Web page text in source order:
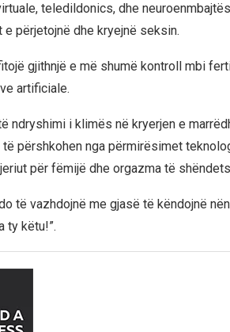
teledildonics, dhe
përjetojnë dhe kryejnë seksin.
gjithnjë e më shumë kontroll mbi
artificiale.
ndryshimi i klimës në kryerjen e
përshkohen nga përmirësimet
për fëmijë dhe orgazma të
të vazhdojnë me gjasë të këndojnë nën
ty këtu!”.